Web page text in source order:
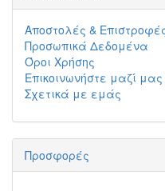
Αποστολές &
Προσωπικά Δεδομένα
Όροι Χρήσης
Επικοινωνήστε μαζί μας
Σχετικά με εμάς
Προσφορές